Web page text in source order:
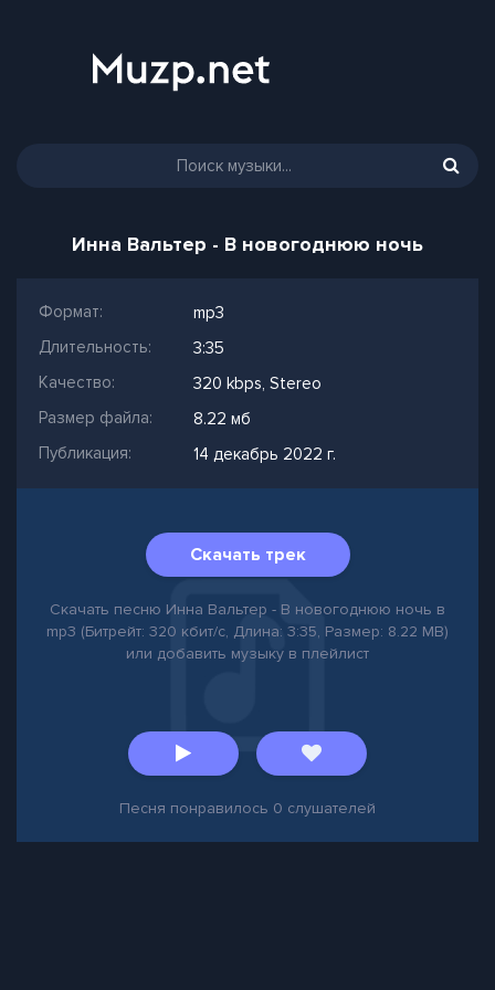
Инна Вальтер - В новогоднюю ночь
Формат:
mp3
Длительность:
3:35
Качество:
320 kbps, Stereo
Размер файла:
8.22 мб
Публикация:
14 декабрь 2022 г.
Скачать трек
Скачать песню Инна Вальтер - В новогоднюю ночь в
mp3 (Битрейт: 320 кбит/с, Длина: 3:35, Размер: 8.22 MB)
или добавить музыку в плейлист
Песня понравилось 0 слушателей